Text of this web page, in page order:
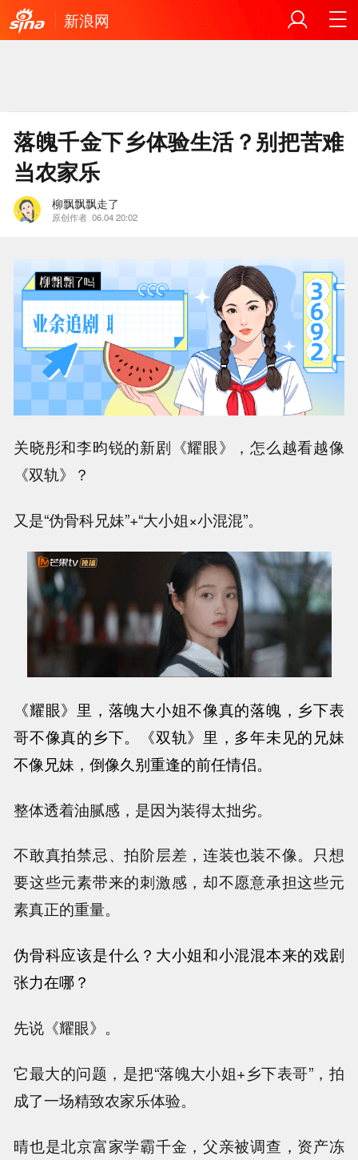
新浪网
落魄千金下乡体验生活？别把苦难
当农家乐
柳飘飘飘走了
原创作者 06.04 20:02
关晓彤和李昀锐的新剧《耀眼》，怎么越看越像
《双轨》？
又是“伪骨科兄妹”+“大小姐×小混混”。
《耀眼》里，落魄大小姐不像真的落魄，乡下表
哥不像真的乡下。
《双轨》里，多年未见的兄妹
不像兄妹，倒像久别重逢的前任情侣。
整体透着油腻感，是因为装得太拙劣。
不敢真拍禁忌、拍阶层差，连装也装不像。只想
要这些元素带来的刺激感，却不愿意承担这些元
素真正的重量。
伪骨科应该是什么？ 大小姐和小混混本来的戏剧
张力在哪？
先说《耀眼》。
它最大的问题，是把“落魄大小姐+乡下表哥”，拍
成了一场精致农家乐体验。
晴也是北京富家学霸千金，父亲被调查，资产冻